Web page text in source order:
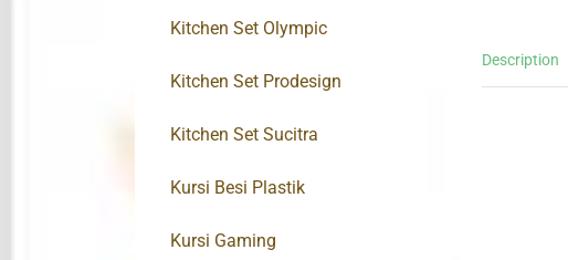
Description
Kitchen Set Olympic
Kitchen Set Prodesign
Kitchen Set Sucitra
Kursi Besi Plastik
Kursi Gaming